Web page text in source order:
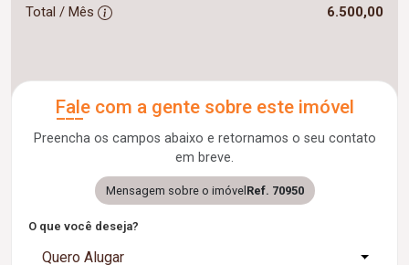
Total / Mês 6.500,00
Fale com a gente sobre este imóvel
Preencha os campos abaixo e retornamos o seu contato
em breve.
Mensagem sobre o imóvel Ref. 70950
O que você deseja?
Quero Alugar